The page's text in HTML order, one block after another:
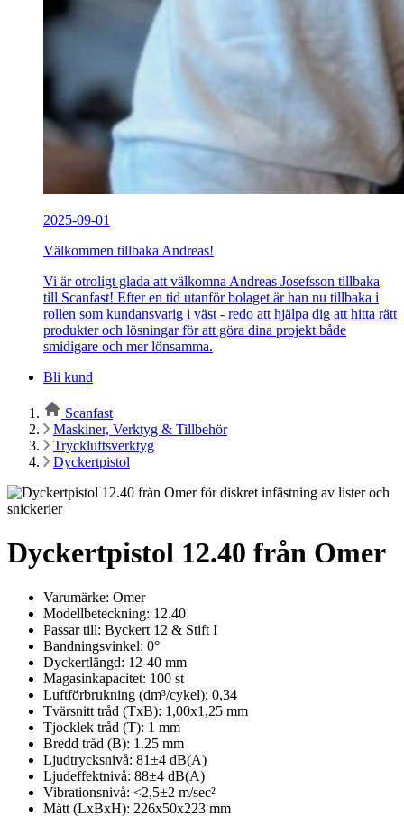
2025-09-01
Välkommen tillbaka Andreas!
Vi är otroligt glada att välkomna Andreas Josefsson tillbaka
till Scanfast! Efter en tid utanför bolaget är han nu tillbaka i
rollen som kundansvarig i väst - redo att hjälpa dig att hitta rätt
produkter och lösningar för att göra dina projekt både
smidigare och mer lönsamma.
Bli kund
Scanfast
Maskiner, Verktyg & Tillbehör
Tryckluftsverktyg
Dyckertpistol
Dyckertpistol 12.40 från Omer
Varumärke: Omer
Modellbeteckning: 12.40
Passar till: Byckert 12 & Stift I
Bandningsvinkel: 0°
Dyckertlängd: 12-40 mm
Magasinkapacitet: 100 st
Luftförbrukning (dm³/cykel): 0,34
Tvärsnitt tråd (TxB): 1,00x1,25 mm
Tjocklek tråd (T): 1 mm
Bredd tråd (B): 1.25 mm
Ljudtrycksnivå: 81±4 dB(A)
Ljudeffektnivå: 88±4 dB(A)
Vibrationsnivå: <2,5±2 m/sec²
Mått (LxBxH): 226x50x223 mm